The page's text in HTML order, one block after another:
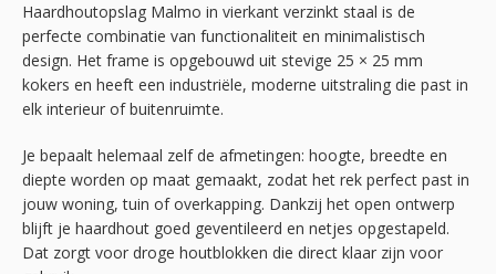
Haardhoutopslag Malmo in vierkant verzinkt staal is de
perfecte combinatie van functionaliteit en minimalistisch
design. Het frame is opgebouwd uit stevige 25 × 25 mm
kokers en heeft een industriële, moderne uitstraling die past in
elk interieur of buitenruimte.
Je bepaalt helemaal zelf de afmetingen: hoogte, breedte en
diepte worden op maat gemaakt, zodat het rek perfect past in
jouw woning, tuin of overkapping. Dankzij het open ontwerp
blijft je haardhout goed geventileerd en netjes opgestapeld.
Dat zorgt voor droge houtblokken die direct klaar zijn voor